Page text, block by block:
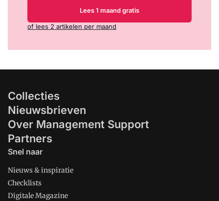
Lees 1 maand gratis
of lees 2 artikelen per maand
Collecties
Nieuwsbrieven
Over Management Support
Partners
Snel naar
Nieuws & inspiratie
Checklists
Digitale Magazine